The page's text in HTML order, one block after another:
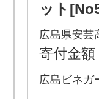
ット
広島県安芸
寄付金額
広島ビネガ